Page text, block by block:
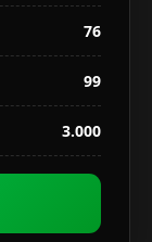
76
99
3.000